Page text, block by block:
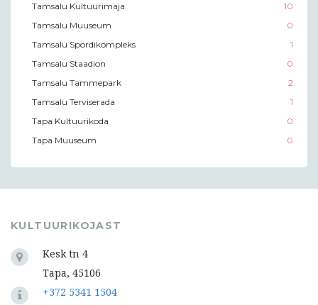
Tamsalu Kultuurimaja
10
Tamsalu Muuseum
0
Tamsalu Spordikompleks
1
Tamsalu Staadion
0
Tamsalu Tammepark
2
Tamsalu Terviserada
1
Tapa Kultuurikoda
0
Tapa Muuseum
0
KULTUURIKOJAST
Kesk tn 4
Tapa, 45106
+372 5341 1504